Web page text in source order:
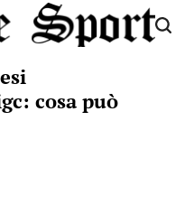
cosa può